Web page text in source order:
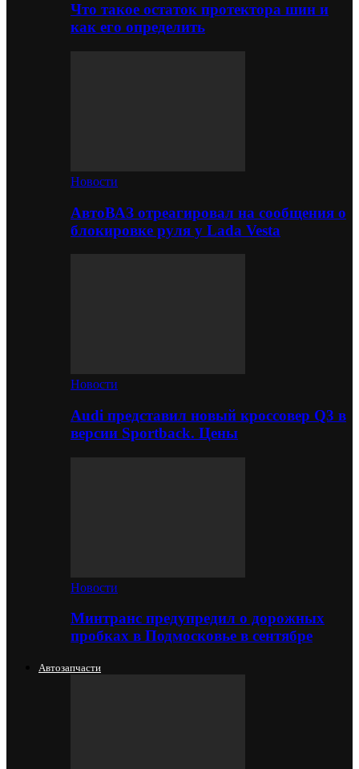
Что такое остаток протектора шин и
как его определить
Новости
АвтоВАЗ отреагировал на сообщения о
блокировке руля у Lada Vesta
Новости
Audi представил новый кроссовер Q3 в
версии Sportback. Цены
Новости
Минтранс предупредил о дорожных
пробках в Подмосковье в сентябре
Автозапчасти